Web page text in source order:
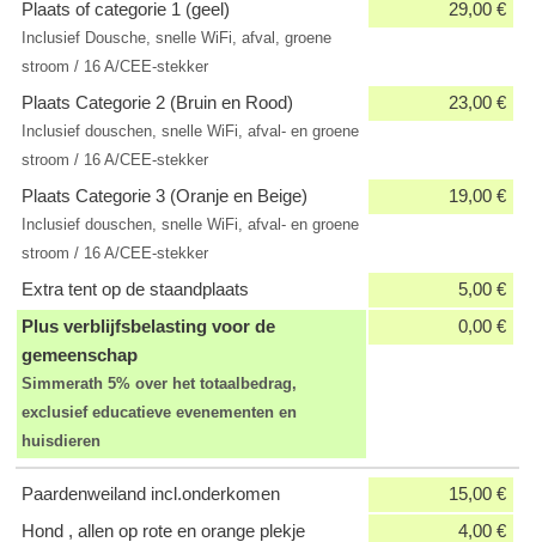
Plaats of categorie 1 (geel)
Inclusief Dousche, snelle WiFi, afval, groene
stroom / 16 A/CEE-stekker
29,00 €
Plaats Categorie 2 (Bruin en Rood)
Inclusief douschen, snelle WiFi, afval- en groene
stroom / 16 A/CEE-stekker
23,00 €
Plaats Categorie 3 (Oranje en Beige)
Inclusief douschen, snelle WiFi, afval- en groene
stroom / 16 A/CEE-stekker
19,00 €
Extra tent op de staandplaats
5,00 €
Plus verblijfsbelasting voor de
gemeenschap
Simmerath 5% over het totaalbedrag,
exclusief educatieve evenementen en
huisdieren
0,00 €
Paardenweiland incl.onderkomen
15,00 €
Hond , allen op rote en orange plekje
4,00 €